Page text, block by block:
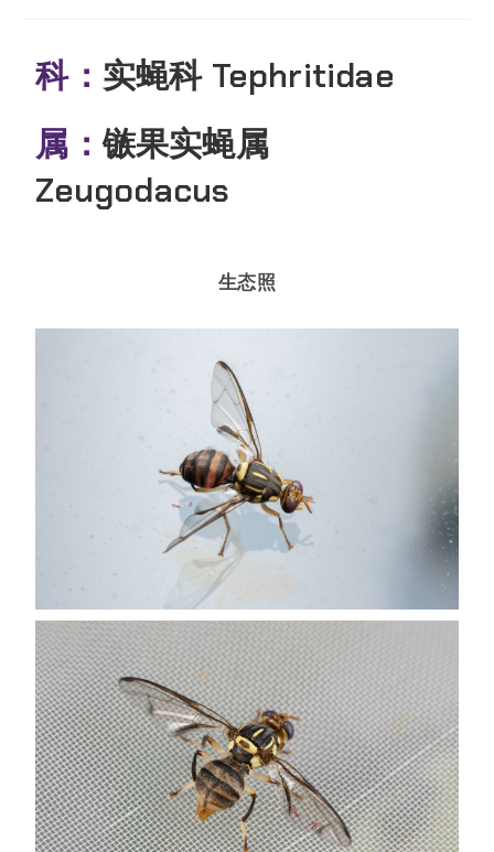
科： 实蝇科 Tephritidae
属：镞果实蝇属
Zeugodacus
生态照